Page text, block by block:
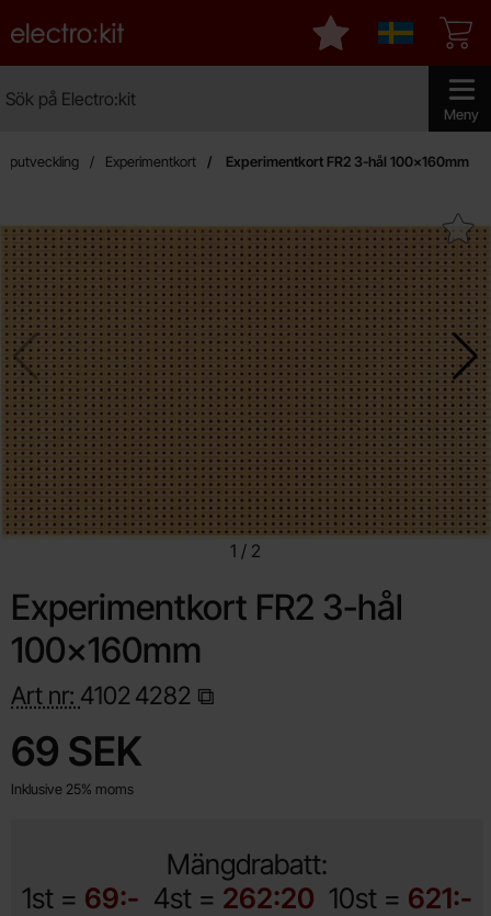
Meny
Startsidan för Electro:kit
Sverige
Mina favoriter
Experimentkort Experimentkort FR2 3-hål 100x160mm
Makera experimentkort FR2 3-
1 / 2
Experimentkort FR2 3-hål
100x160mm
Art nr: 4102 4282
pris
69 SEK
Inklusive 25% moms
Mängdrabatt:
1st = 69:- 4st = 262:20 10st = 621:-